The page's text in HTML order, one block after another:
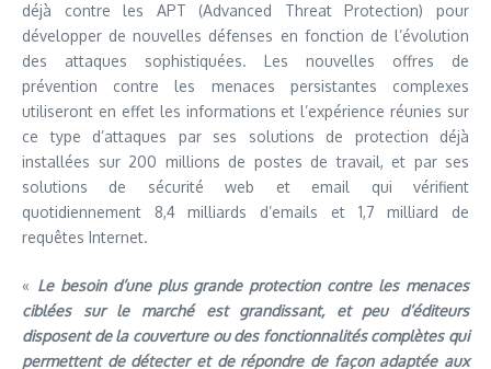
déjà contre les APT (Advanced Threat Protection) pour
développer de nouvelles défenses en fonction de l’évolution
des attaques sophistiquées. Les nouvelles offres de
prévention contre les menaces persistantes complexes
utiliseront en effet les informations et l’expérience réunies sur
ce type d’attaques par ses solutions de protection déjà
installées sur 200 millions de postes de travail, et par ses
solutions de sécurité web et email qui vérifient
quotidiennement 8,4 milliards d’emails et 1,7 milliard de
requêtes Internet.
« Le besoin d’une plus grande protection contre les menaces
ciblées sur le marché est grandissant, et peu d’éditeurs
disposent de la couverture ou des fonctionnalités complètes qui
permettent de détecter et de répondre de façon adaptée aux